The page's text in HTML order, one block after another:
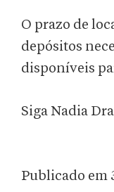
O prazo de
depósitos
disponíveis
Siga Nadia
Publicado em